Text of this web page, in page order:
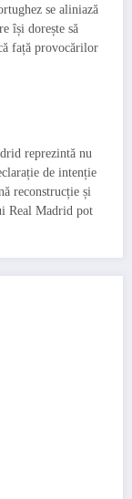
se aliniază
își dorește să
față provocărilor
reprezintă nu
de intenție
reconstrucție și
Real Madrid pot